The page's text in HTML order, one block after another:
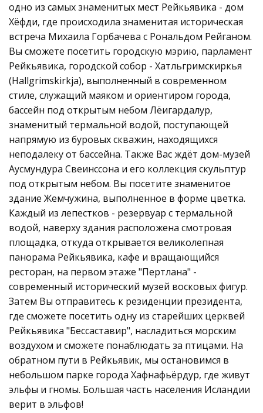
одно из самых знаменитых мест Рейкьявика - дом
Хёфди, где происходила знаменитая историческая
встреча Михаила Горбачева с Рональдом Рейганом.
Вы сможете посетить городскую мэрию, парламент
Рейкьявика, городской собор - Хатльгримскиркья
(Hallgrimskirkja), выполненный в современном
стиле, служащий маяком и ориентиром города,
бассейн под открытым небом Лёигардалур,
знаменитый термальной водой, поступающей
напрямую из буровых скважин, находящихся
неподалеку от бассейна. Также Вас ждёт дом-музей
Аусмундура Свеинссона и его коллекция скульптур
под открытым небом. Вы посетите знаменитое
здание Жемчужина, выполненное в форме цветка.
Каждый из лепестков - резервуар с термальной
водой, наверху здания расположена смотровая
площадка, откуда открывается великолепная
панорама Рейкьявика, кафе и вращающийся
ресторан, на первом этаже "Пертлана" -
современный исторический музей восковых фигур.
Затем Вы отправитесь к резиденции президента,
где сможете посетить одну из старейших церквей
Рейкьявика "Бессаставир", насладиться морским
воздухом и сможете пoнаблюдать за птицами. На
обратном пути в Рейкьявик, мы остановимся в
небольшом парке города Хафнафьёрдур, где живут
эльфы и гномы. Большая часть населения Исландии
верит в эльфов!